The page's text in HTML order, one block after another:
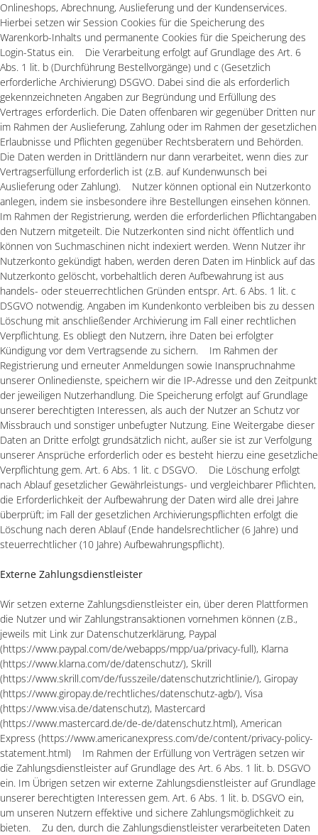
Onlineshops, Abrechnung, Auslieferung und der Kundenservices.
Hierbei setzen wir Session Cookies für die Speicherung des
Warenkorb-Inhalts und permanente Cookies für die Speicherung des
Login-Status ein. Die Verarbeitung erfolgt auf Grundlage des Art. 6
Abs. 1 lit. b (Durchführung Bestellvorgänge) und c (Gesetzlich
erforderliche Archivierung) DSGVO. Dabei sind die als erforderlich
gekennzeichneten Angaben zur Begründung und Erfüllung des
Vertrages erforderlich. Die Daten offenbaren wir gegenüber Dritten nur
im Rahmen der Auslieferung, Zahlung oder im Rahmen der gesetzlichen
Erlaubnisse und Pflichten gegenüber Rechtsberatern und Behörden.
Die Daten werden in Drittländern nur dann verarbeitet, wenn dies zur
Vertragserfüllung erforderlich ist (z.B. auf Kundenwunsch bei
Auslieferung oder Zahlung). Nutzer können optional ein Nutzerkonto
anlegen, indem sie insbesondere ihre Bestellungen einsehen können.
Im Rahmen der Registrierung, werden die erforderlichen Pflichtangaben
den Nutzern mitgeteilt. Die Nutzerkonten sind nicht öffentlich und
können von Suchmaschinen nicht indexiert werden. Wenn Nutzer ihr
Nutzerkonto gekündigt haben, werden deren Daten im Hinblick auf das
Nutzerkonto gelöscht, vorbehaltlich deren Aufbewahrung ist aus
handels- oder steuerrechtlichen Gründen entspr. Art. 6 Abs. 1 lit. c
DSGVO notwendig. Angaben im Kundenkonto verbleiben bis zu dessen
Löschung mit anschließender Archivierung im Fall einer rechtlichen
Verpflichtung. Es obliegt den Nutzern, ihre Daten bei erfolgter
Kündigung vor dem Vertragsende zu sichern. Im Rahmen der
Registrierung und erneuter Anmeldungen sowie Inanspruchnahme
unserer Onlinedienste, speichern wir die IP-Adresse und den Zeitpunkt
der jeweiligen Nutzerhandlung. Die Speicherung erfolgt auf Grundlage
unserer berechtigten Interessen, als auch der Nutzer an Schutz vor
Missbrauch und sonstiger unbefugter Nutzung. Eine Weitergabe dieser
Daten an Dritte erfolgt grundsätzlich nicht, außer sie ist zur Verfolgung
unserer Ansprüche erforderlich oder es besteht hierzu eine gesetzliche
Verpflichtung gem. Art. 6 Abs. 1 lit. c DSGVO. Die Löschung erfolgt
nach Ablauf gesetzlicher Gewährleistungs- und vergleichbarer Pflichten,
die Erforderlichkeit der Aufbewahrung der Daten wird alle drei Jahre
überprüft; im Fall der gesetzlichen Archivierungspflichten erfolgt die
Löschung nach deren Ablauf (Ende handelsrechtlicher (6 Jahre) und
steuerrechtlicher (10 Jahre) Aufbewahrungspflicht).
Externe Zahlungsdienstleister
Wir setzen externe Zahlungsdienstleister ein, über deren Plattformen
die Nutzer und wir Zahlungstransaktionen vornehmen können (z.B.,
jeweils mit Link zur Datenschutzerklärung, Paypal
(https://www.paypal.com/de/webapps/mpp/ua/privacy-full), Klarna
(https://www.klarna.com/de/datenschutz/), Skrill
(https://www.skrill.com/de/fusszeile/datenschutzrichtlinie/), Giropay
(https://www.giropay.de/rechtliches/datenschutz-agb/), Visa
(https://www.visa.de/datenschutz), Mastercard
(https://www.mastercard.de/de-de/datenschutz.html), American
Express (https://www.americanexpress.com/de/content/privacy-policy-
statement.html) Im Rahmen der Erfüllung von Verträgen setzen wir
die Zahlungsdienstleister auf Grundlage des Art. 6 Abs. 1 lit. b. DSGVO
ein. Im Übrigen setzen wir externe Zahlungsdienstleister auf Grundlage
unserer berechtigten Interessen gem. Art. 6 Abs. 1 lit. b. DSGVO ein,
um unseren Nutzern effektive und sichere Zahlungsmöglichkeit zu
bieten. Zu den, durch die Zahlungsdienstleister verarbeiteten Daten